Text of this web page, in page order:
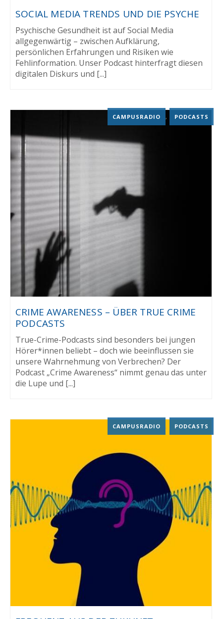
SOCIAL MEDIA TRENDS UND DIE PSYCHE
Psychische Gesundheit ist auf Social Media
allgegenwärtig – zwischen Aufklärung,
persönlichen Erfahrungen und Risiken wie
Fehlinformation. Unser Podcast hinterfragt diesen
digitalen Diskurs und [...]
CRIME AWARENESS – ÜBER TRUE CRIME
PODCASTS
CAMPUSRADIO , PODCASTS
True-Crime-Podcasts sind besonders bei jungen
Hörer*innen beliebt – doch wie beeinflussen sie
unsere Wahrnehmung von Verbrechen? Der
Podcast „Crime Awareness“ nimmt genau das unter
die Lupe und [...]
CAMPUSRADIO , PODCASTS